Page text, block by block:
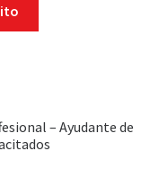
– Ayudante de